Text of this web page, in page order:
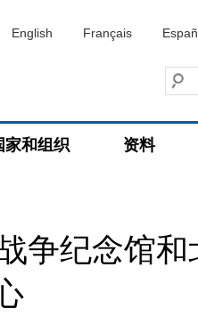
English Français
家和组织 资料
争纪念馆